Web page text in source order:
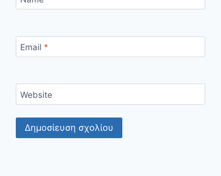
Email *
Website